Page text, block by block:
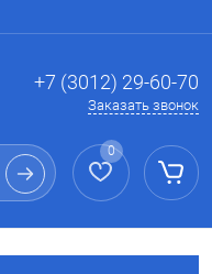
+7 (3012) 29-60-70
Заказать звонок
0